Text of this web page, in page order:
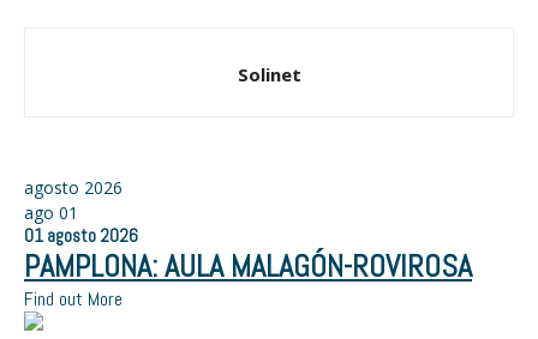
Solinet
agosto 2026
ago 01
01 agosto 2026
PAMPLONA: AULA MALAGÓN-ROVIROSA
Find out More